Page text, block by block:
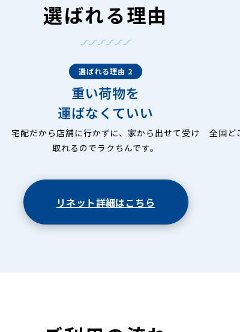
選ばれる理由
選ばれる理由 2
重い荷物を
運ばなくていい
宅配だから店舗に行かずに、家から出せて受け
取れるのでラクちんです。
全国ど
リネット詳細はこちら